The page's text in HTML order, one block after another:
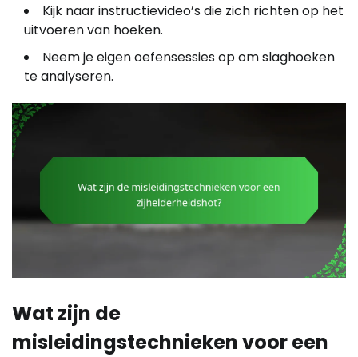
Kijk naar instructievideo’s die zich richten op het
uitvoeren van hoeken.
Neem je eigen oefensessies op om slaghoeken
te analyseren.
Wat zijn de
misleidingstechnieken voor een